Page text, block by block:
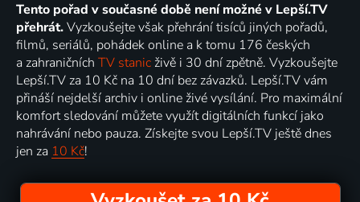
Tento pořad v současné době není možné v Lepší.TV
přehrát.Vyzkoušejte však přehrání tisíců jiných pořadů,
filmů, seriálů, pohádek online a k tomu 176 českých
a zahraničních TV stanic živě i 30 dní zpětně. Vyzkoušejte
Lepší.TV za 10 Kč na 10 dní bez závazků. Lepší.TV vám
přináší nejdelší archiv i online živé vysílání. Pro maximální
komfort sledování můžete využít digitálních funkcí jako
nahrávání nebo pauza. Získejte svou Lepší.TV ještě dnes
jen za 10 Kč!